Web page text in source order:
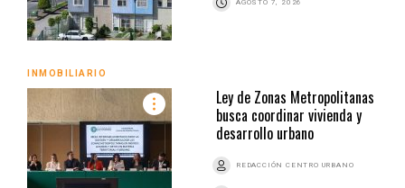
AGOSTO 7, 2026
INMOBILIARIO
Ley de Zonas Metropolitanas
busca coordinar vivienda y
desarrollo urbano
REDACCIÓN CENTRO URBANO